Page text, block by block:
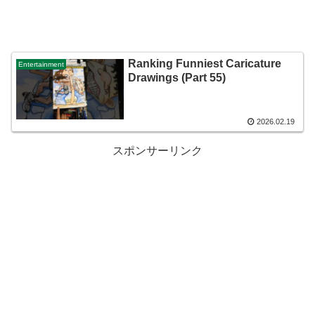
Entertainment
Ranking Funniest Caricature
Drawings (Part 55)
2026.02.19
スポンサーリンク